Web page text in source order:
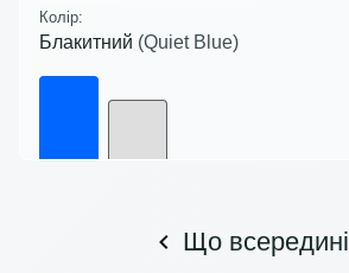
Колір:
Блакитний (Quiet Blue)
Що всередині